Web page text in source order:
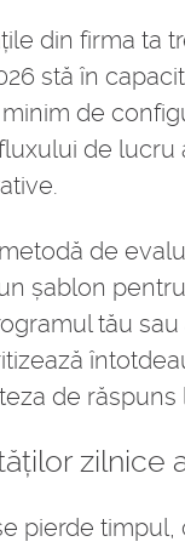
din firma ta
stă în
de
de
de
șablon
tău
de
zilnice
pierde